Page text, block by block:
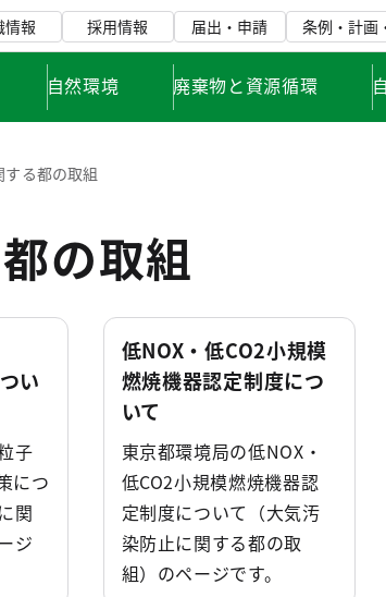
情報 採用情報 届出・申請 条例・計画
自然環境 廃棄物と資源循環
する都の取組
の取組
い
子
につ
関
ジ
低NOX・低CO2小規模
燃焼機器認定制度につ
いて
東京都環境局の低NOX・
低CO2小規模燃焼機器認
定制度について（大気汚
染防止に関する都の取
組）のページです。